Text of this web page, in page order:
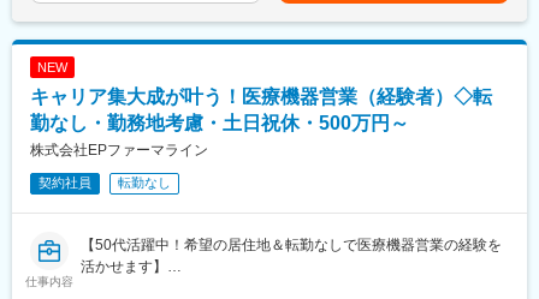
■優良案件多数／メーカー転籍を支援
他社では見かけないような大手メーカーの案件や最先端製品の案
件を保有しています。また原則、将来的にクライアント先への転
籍も視野に入れた内容で案件を受注しています。(＝将来的に医療
機器メーカーの正規社員としての勤務が可能) これを可能にして
客からの信頼が厚いためです。
NEW
キャリア集大成が叶う！医療機器営業（経験者）◇転
勤なし・勤務地考慮・土日祝休・500万円～
株式会社EPファーマライン
契約社員 転勤なし
仕事内容
【50代活躍中！希望の居住地＆転勤なしで医療機器営業の経験を
活かせます】